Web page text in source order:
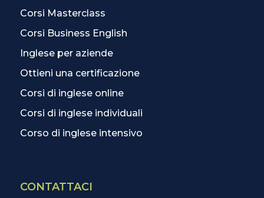
Corsi Masterclass
Corsi Business English
Inglese per aziende
Ottieni una certificazione
Corsi di inglese online
Corsi di inglese individuali
Corso di inglese intensivo
CONTATTACI